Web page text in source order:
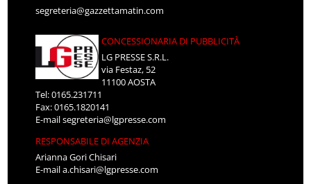
segreteria@gazzettamatin.com
CONCESSIONARIA DI PUBBLICITÀ
LG PRESSE S.R.L.
via Festaz, 52
11100 AOSTA
Tel: 0165.231711
Fax: 0165.1820141
E-mailsegreteria@lgpresse.com
RESPONSABILE DI AGENZIA
Arianna Gori Chisari
E-maila.chisari@lgpresse.com